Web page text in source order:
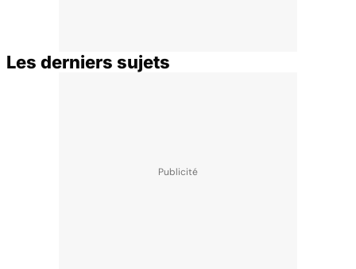
Les derniers sujets